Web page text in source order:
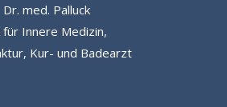
Dr. med. Palluck
für Innere Medizin,
Kur- und Badearzt